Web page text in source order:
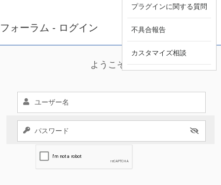
プラグインに関する質問
不具合報告
カスタマイズ相談
フォーラム - ログイン
ようこそ !